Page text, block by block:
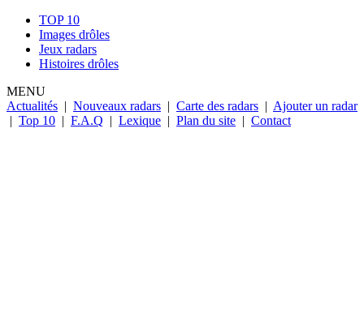
TOP 10
Images drôles
Jeux radars
Histoires drôles
MENU
Actualités | Nouveaux radars | Carte des radars | Ajouter un radar
| Top 10 | F.A.Q | Lexique | Plan du site | Contact